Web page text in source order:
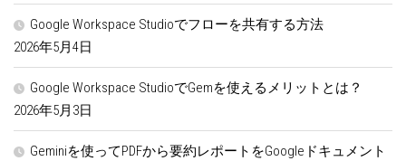
Google Workspace Studioでフローを共有する方法
2026年5月4日
Google Workspace StudioでGemを使えるメリットとは？
2026年5月3日
Geminiを使ってPDFから要約レポートをGoogleドキュメント